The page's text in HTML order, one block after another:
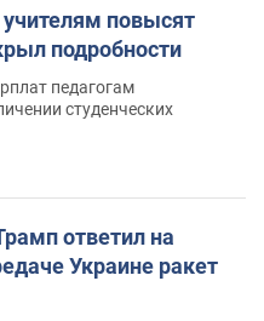
повысят
подробности
педагогам
студенческих
ответил на
Украине ракет